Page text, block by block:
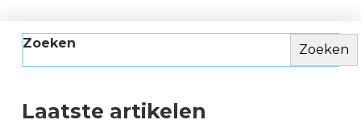
Zoeken Zoeken
Laatste artikelen